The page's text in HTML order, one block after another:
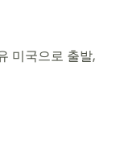
미국으로 출발,